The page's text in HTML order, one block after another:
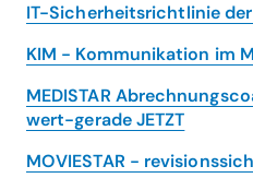
Interview mit Dr.
zum
IT-Sicherheitsrichtlinie
KIM - Kommunikation im
MEDISTAR
wert-gerade JETZT
MOVIESTAR -